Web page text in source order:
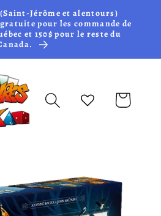
Jérôme et alentours)
pour les commande de
et 150$ pour le reste du
Panier